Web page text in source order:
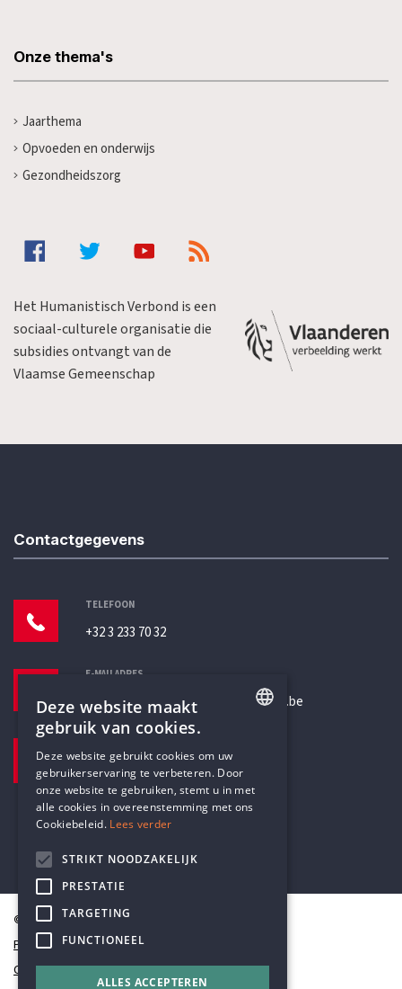
Onze thema's
Jaarthema
Opvoeden en onderwijs
Gezondheidszorg
Het Humanistisch Verbond is een
sociaal-culturele organisatie die
subsidies ontvangt van de
Vlaamse Gemeenschap
Contactgegevens
TELEFOON
+32 3 233 70 32
E-MAILADRES
secretariaat@humanistischverbond.be
Pottenbrug 4
Antwerpen, 2000
© Humanistisch Verbond 2026
Privacy
Cookiestatement
DUTCH
Deze website maakt
gebruik van cookies.
Deze website gebruikt cookies om uw
gebruikerservaring te verbeteren. Door
onze website te gebruiken, stemt u in met
alle cookies in overeenstemming met ons
Cookiebeleid. Lees verder
STRIKT NOODZAKELIJK
PRESTATIE
TARGETING
FUNCTIONEEL
ALLES ACCEPTEREN